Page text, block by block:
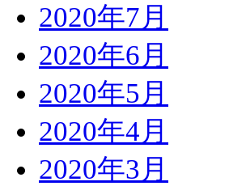
2020年7月
2020年6月
2020年5月
2020年4月
2020年3月